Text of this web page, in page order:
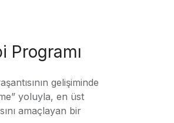
Programı
gelişiminde
yoluyla, en üst
amaçlayan bir